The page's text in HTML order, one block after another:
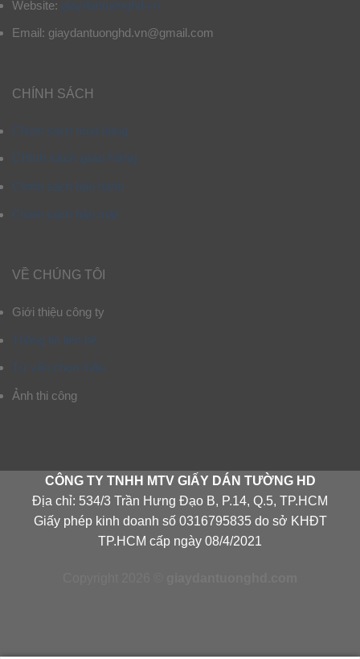
Website: giaydantuonghd.vn
Email: giaydantuonghd.vn@gmail.com
CHÍNH SÁCH
Chính sách mua hàng
Chính sách giao hàng
Chính sách bảo hành
Chính sách bảo mật
VỀ CHÚNG TÔI
Giới thiệu công ty
Thông tin liên hệ
Tư vấn chọn mẫu
Ảnh thi công
CÔNG TY TNHH MTV GIẤY DÁN TƯỜNG HD
Địa chỉ: 534/3 Trần Hưng Đạo B, P.14, Q.5, TP.HCM
Giấy phép kinh doanh số 0316795835 do sở KHĐT
TP.HCM cấp ngày 08/4/2021